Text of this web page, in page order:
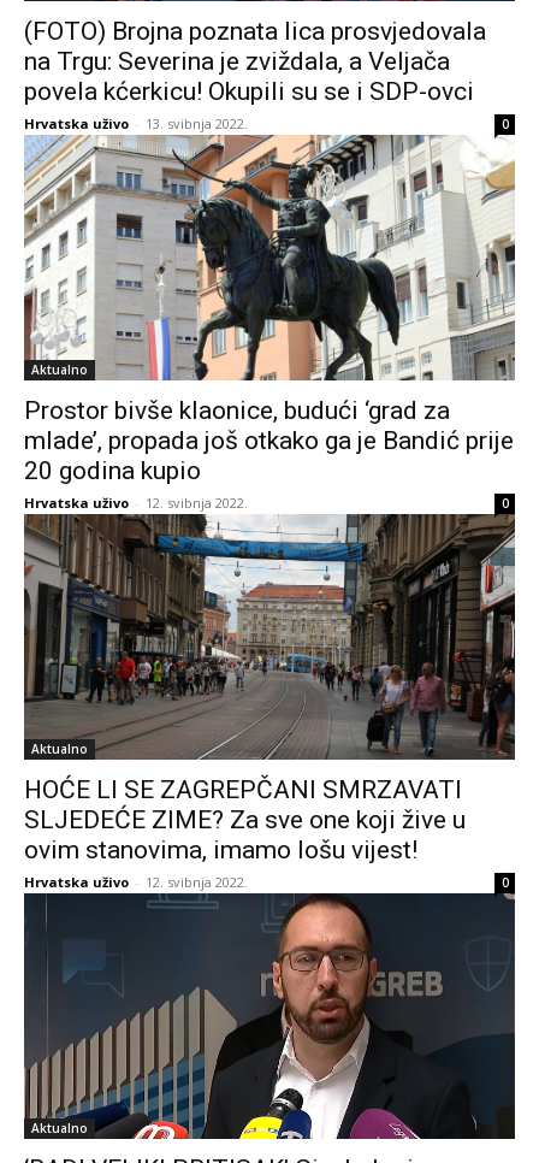
(FOTO) Brojna poznata lica prosvjedovala
na Trgu: Severina je zviždala, a Veljača
povela kćerkicu! Okupili su se i SDP-ovci
Hrvatska uživo - 13. svibnja 2022. 0
Aktualno
Prostor bivše klaonice, budući ‘grad za
mlade’, propada još otkako ga je Bandić prije
20 godina kupio
Hrvatska uživo - 12. svibnja 2022. 0
Aktualno
HOĆE LI SE ZAGREPČANI SMRZAVATI
SLJEDEĆE ZIME? Za sve one koji žive u
ovim stanovima, imamo lošu vijest!
Hrvatska uživo - 12. svibnja 2022. 0
Aktualno